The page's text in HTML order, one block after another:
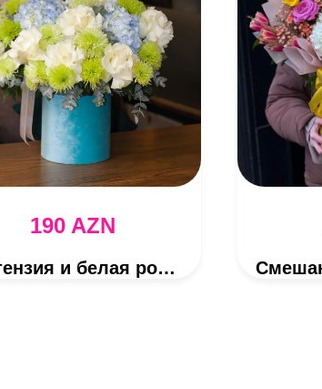
190 AZN
Гортензия и белая роза в коробке